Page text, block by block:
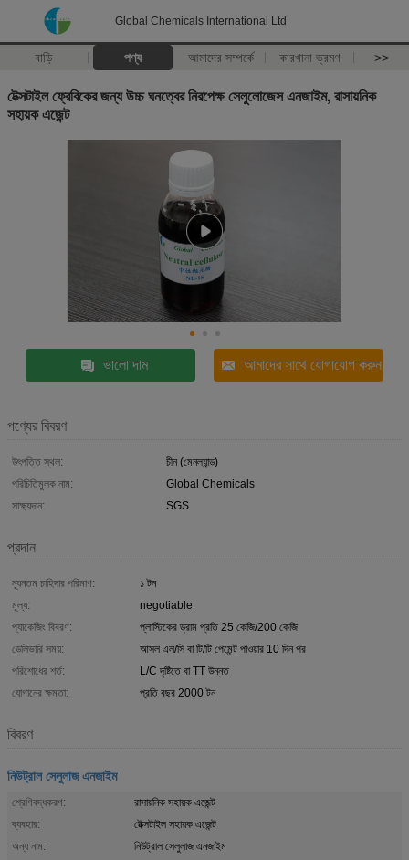
Global Chemicals International Ltd
বাড়ি পণ্য আমাদের সম্পর্কে কারখানা ভ্রমণ >>
টেক্সটাইল ফ্রেবিকের জন্য উচ্চ ঘনত্বের নিরপেক্ষ সেলুলোজেস এনজাইম, রাসায়নিক
সহায়ক এজেন্ট
ভালো দাম আমাদের সাথে যোগাযোগ করুন
পণ্যের বিবরণ
উৎপত্তি স্থল:
চীন (মেনল্যান্ড)
পরিচিতিমুলক নাম:
Global Chemicals
সাক্ষ্যদান:
SGS
প্রদান
ন্যূনতম চাহিদার পরিমাণ:
১ টন
মূল্য:
negotiable
প্যাকেজিং বিবরণ:
প্লাস্টিকের ড্রাম প্রতি 25 কেজি/200 কেজি
ডেলিভারি সময়:
আসল এল/সি বা টি/টি পেমেন্ট পাওয়ার 10 দিন পর
পরিশোধের শর্ত:
L/C দৃষ্টিতে বা TT উন্নত
যোগানের ক্ষমতা:
প্রতি বছর 2000 টন
বিবরণ
নিউট্রাল সেলুলাজ এনজাইম
শ্রেণিবদ্ধকরণ:
রাসায়নিক সহায়ক এজেন্ট
ব্যবহার:
টেক্সটাইল সহায়ক এজেন্ট
অন্য নাম:
নিউট্রাল সেলুলাজ এনজাইম